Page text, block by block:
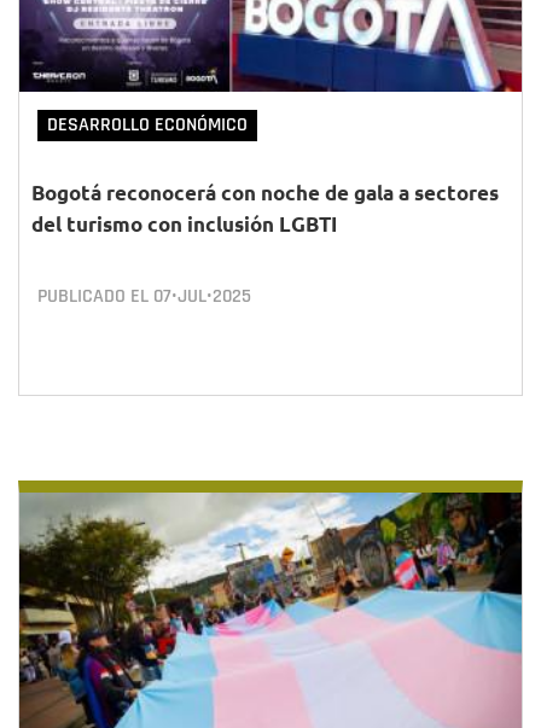
DESARROLLO ECONÓMICO
Bogotá reconocerá con noche de gala a sectores
del turismo con inclusión LGBTI
PUBLICADO EL 07•JUL•2025